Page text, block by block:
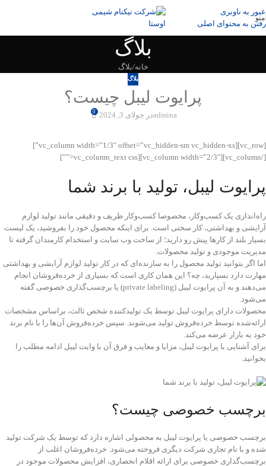
عبور به ناوبری
رفتن به محتوای اصلی
منو
بلاگ
خانه بلاگ
بلاگ
پرایوت لیبل چیست؟
adminaدر جولای 3, 2024 0
[vc_row][vc_column width=”1/3″ offset=”vc_hidden-sm vc_hidden-xs”]
[/vc_column][vc_column width=”2/3″][vc_column_text css=””]
پرایوت لیبل، تولید با برند شما
راه‌اندازی یک کسب‌و‌‌کار، مخصوصا کسب‌و‌کار ظریف و دقیقی مانند تولید لوازم
آرایشی و بهداشتی، کار سختی است. برای اینکه محصول خود را بفروشید، یک لیست
بسیار بلند از کارها پیش رو دارید؛ از ساخت وب سایت و استخدام کارمندان گرفته تا
مدیریت موجودی و تولید محصولات.
اما اگر بتوانید تولید محصول را به سازنده‌ای که در کار تولید لوازم آرایشی و بهداشتی
مهارت دارد بسپارید، چه؟ این همان کاری است که بسیاری از خرده‌فروشان انجام
می‌دهند و به آن پرایوت لیبل (private labeling) یا برچسب‌گذاری خصوصی گفته
می‌شود.
محصولات دارای پرایوت لیبل توسط یک تولید‌کننده شخص ثالث، براساس مشخصات
ارائه‌شده توسط خرده‌فروش تولید می‌شوند. سپس خرده‌فروش آن‌ها را با نام برند
خود به بازار عرضه می‌کند.
برای آشنایی با پرایوت لیبل، مزایا و معایب و فرق آن با وایت لیبل ادامه مطلب را
بخوانید.
برچسب خصوصی چیست؟
برچسب خصوصی یا پرایوت لیبل به محصولی اشاره دارد که توسط یک شرکت تولید
شده و با نام تجاری شرکت دیگری فروخته می‌شود. خرده‌فروشان اغلب از
برچسب‌گذاری خصوصی برای ارائه اقلام انحصاری، افزایش محصولات موجود در